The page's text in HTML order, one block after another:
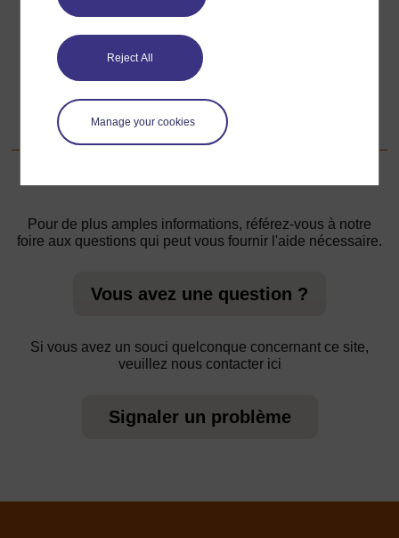
Reject All
Manage your cookies
Ressource 1 : Pourquoi la résolution des problèmes est
importante
Suivant
Suivant
Section numéro 4 : Visualisation de la multiplication
Pour de plus amples informations, référez-vous à notre
foire aux questions qui peut vous fournir l'aide nécessaire.
Vous avez une question ?
Si vous avez un souci quelconque concernant ce site,
veuillez nous contacter ici
Signaler un problème